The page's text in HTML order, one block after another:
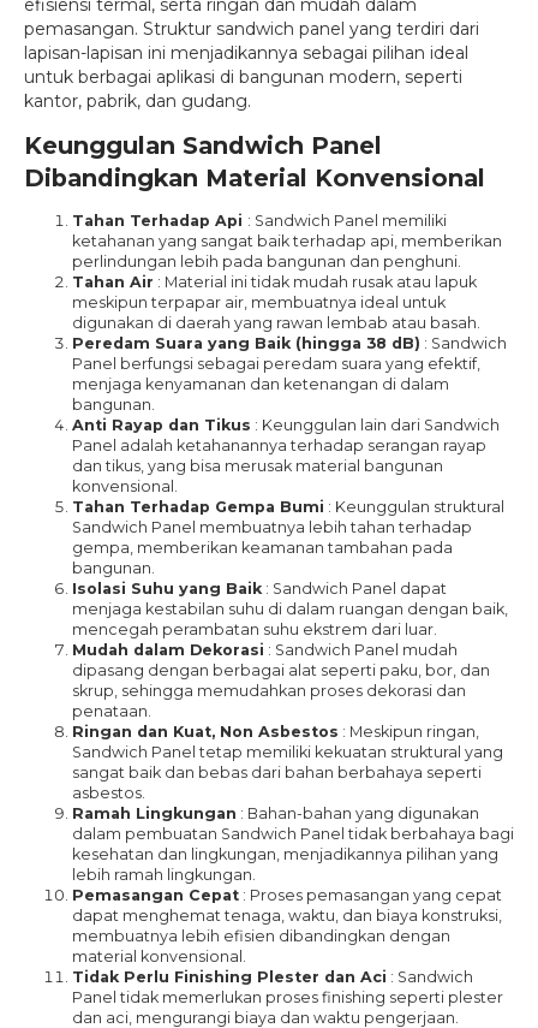
efisiensi termal, serta ringan dan mudah dalam
pemasangan. Struktur sandwich panel yang terdiri dari
lapisan-lapisan ini menjadikannya sebagai pilihan ideal
untuk berbagai aplikasi di bangunan modern, seperti
kantor, pabrik, dan gudang.
Keunggulan Sandwich Panel
Dibandingkan Material Konvensional
Tahan Terhadap Api : Sandwich Panel memiliki
ketahanan yang sangat baik terhadap api, memberikan
perlindungan lebih pada bangunan dan penghuni.
Tahan Air : Material ini tidak mudah rusak atau lapuk
meskipun terpapar air, membuatnya ideal untuk
digunakan di daerah yang rawan lembab atau basah.
Peredam Suara yang Baik (hingga 38 dB) : Sandwich
Panel berfungsi sebagai peredam suara yang efektif,
menjaga kenyamanan dan ketenangan di dalam
bangunan.
Anti Rayap dan Tikus : Keunggulan lain dari Sandwich
Panel adalah ketahanannya terhadap serangan rayap
dan tikus, yang bisa merusak material bangunan
konvensional.
Tahan Terhadap Gempa Bumi : Keunggulan struktural
Sandwich Panel membuatnya lebih tahan terhadap
gempa, memberikan keamanan tambahan pada
bangunan.
Isolasi Suhu yang Baik : Sandwich Panel dapat
menjaga kestabilan suhu di dalam ruangan dengan baik,
mencegah perambatan suhu ekstrem dari luar.
Mudah dalam Dekorasi : Sandwich Panel mudah
dipasang dengan berbagai alat seperti paku, bor, dan
skrup, sehingga memudahkan proses dekorasi dan
penataan.
Ringan dan Kuat, Non Asbestos : Meskipun ringan,
Sandwich Panel tetap memiliki kekuatan struktural yang
sangat baik dan bebas dari bahan berbahaya seperti
asbestos.
Ramah Lingkungan : Bahan-bahan yang digunakan
dalam pembuatan Sandwich Panel tidak berbahaya bagi
kesehatan dan lingkungan, menjadikannya pilihan yang
lebih ramah lingkungan.
Pemasangan Cepat : Proses pemasangan yang cepat
dapat menghemat tenaga, waktu, dan biaya konstruksi,
membuatnya lebih efisien dibandingkan dengan
material konvensional.
Tidak Perlu Finishing Plester dan Aci : Sandwich
Panel tidak memerlukan proses finishing seperti plester
dan aci, mengurangi biaya dan waktu pengerjaan.